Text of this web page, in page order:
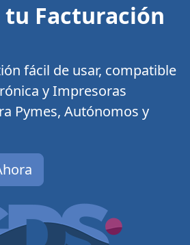
Facturación
fácil de usar, compatible
y Impresoras
Pymes, Autónomos y